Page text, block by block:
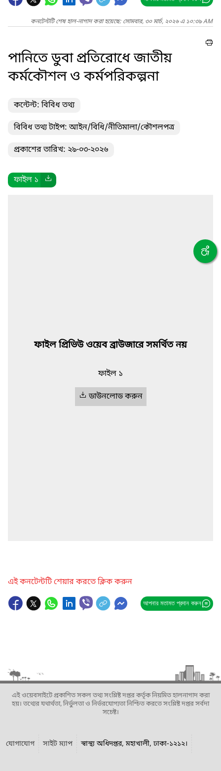
কনটেন্টটি শেষ হাল-নাগাদ করা হয়েছে: সোমবার, ৩০ মার্চ, ২০২৬ এ ১০:৩৯ AM
পানিতে ডুবা প্রতিরোধে জাতীয়
কর্মকৌশল ও কর্মপরিকল্পনা
কন্টেন্ট: বিবিধ তথ্য
বিবিধ তথ্য টাইপ: আইন/বিধি/নীতিমালা/কৌশলপত্র
প্রকাশের তারিখ: ২৯-০৩-২০২৬
ফাইল ১
ফাইল প্রিভিউ ওয়েব ব্রাউজারে সমর্থিত নয়
ফাইল ১
ডাউনলোড করুন
এই কনটেন্টটি শেয়ার করতে ক্লিক করুন
আপনার মতামত প্রদান করুন
এই ওয়েবসাইটে প্রকাশিত সকল তথ্য সংশ্লিষ্ট দপ্তর কর্তৃক নিয়মিত হালনাগাদ করা
হয়। তথ্যের যথার্থতা, নির্ভুলতা ও নির্ভরযোগ্যতা নিশ্চিত করতে সংশ্লিষ্ট দপ্তর সর্বদা
সচেষ্ট।
যোগাযোগ সাইট ম্যাপ স্বাস্থ্য অধিদপ্তর, মহাখালী, ঢাকা-১২১২।